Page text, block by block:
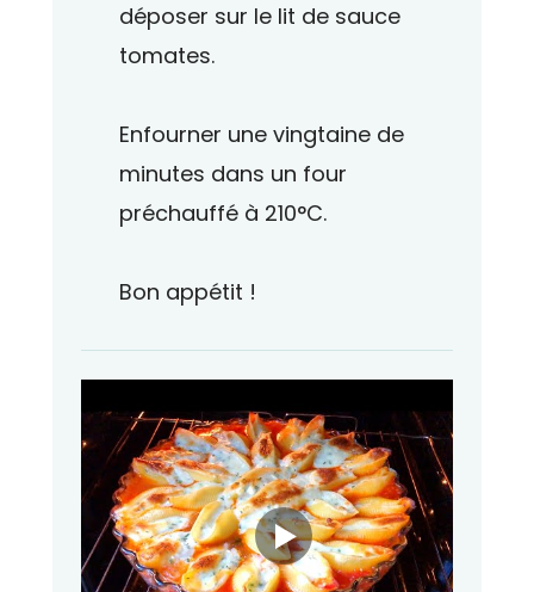
déposer sur le lit de sauce
tomates.
Enfourner une vingtaine de
minutes dans un four
préchauffé à 210°C.
Bon appétit !